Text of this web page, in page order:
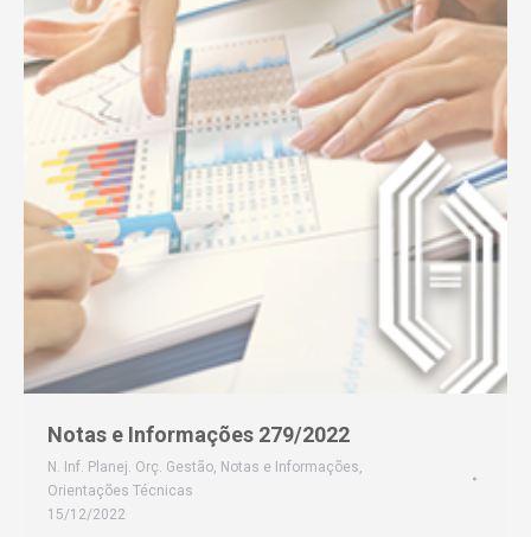
Notas e Informações 279/2022
N. Inf. Planej. Orç. Gestão, Notas e Informações,
Orientações Técnicas
15/12/2022